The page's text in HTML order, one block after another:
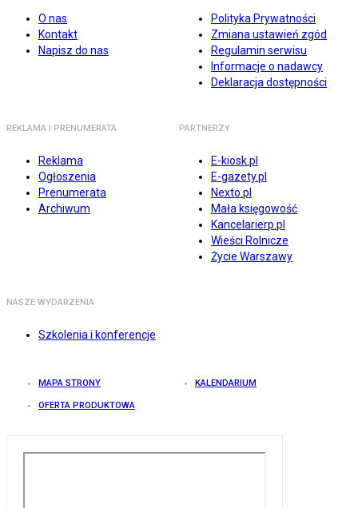
O nas
Kontakt
Napisz do nas
Polityka Prywatności
Zmiana ustawień zgód
Regulamin serwisu
Informacje o nadawcy
Deklaracja dostępności
REKLAMA I PRENUMERATA
Reklama
Ogłoszenia
Prenumerata
Archiwum
PARTNERZY
E-kiosk.pl
E-gazety.pl
Nexto.pl
Mała księgowość
Kancelarierp.pl
Wieści Rolnicze
Życie Warszawy
NASZE WYDARZENIA
Szkolenia i konferencje
MAPA STRONY KALENDARIUM
OFERTA PRODUKTOWA